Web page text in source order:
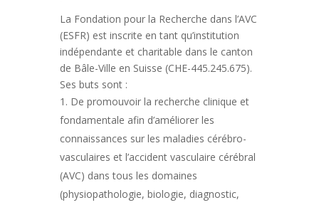
La Fondation pour la Recherche dans l’AVC
(ESFR) est inscrite en tant qu’institution
indépendante et charitable dans le canton
de Bâle-Ville en Suisse (CHE-445.245.675).
Ses buts sont :
De promouvoir la recherche clinique et
fondamentale afin d’améliorer les
connaissances sur les maladies cérébro-
vasculaires et l’accident vasculaire cérébral
(AVC) dans tous les domaines
(physiopathologie, biologie, diagnostic,